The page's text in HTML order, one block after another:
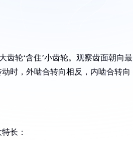
齿轮‘含住’小齿轮。观察齿面朝向最
时，外啮合转向相反，内啮合转向
长：